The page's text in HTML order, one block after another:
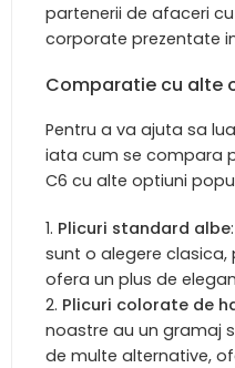
partenerii de afaceri
corporate prezentate
Comparatie cu alte
Pentru a va ajuta sa
iata cum se compara
C6 cu alte optiuni
Plicuri standard albe
sunt o alegere clasica,
ofera un plus de
Plicuri colorate de
noastre au un gramaj
de multe alternative,